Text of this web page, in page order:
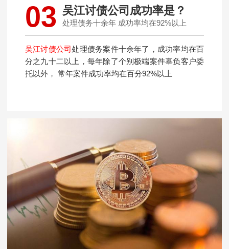
03 吴江讨债公司成功率是？
处理债务十余年 成功率均在92%以上
吴江讨债公司处理债务案件十余年了，成功率均在百
分之九十二以上，每年除了个别极端案件辜负客户委
托以外， 常年案件成功率均在百分92%以上